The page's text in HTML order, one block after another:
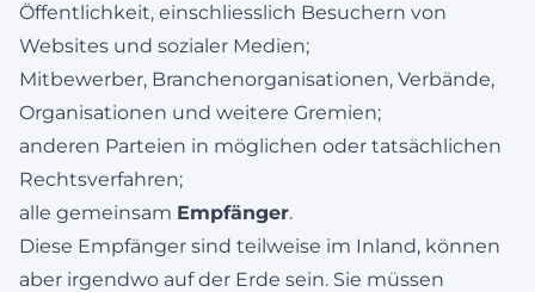
Öffentlichkeit, einschliesslich Besuchern von
Websites und sozialer Medien;
Mitbewerber, Branchenorganisationen, Verbände,
Organisationen und weitere Gremien;
anderen Parteien in möglichen oder tatsächlichen
Rechtsverfahren;
alle gemeinsam Empfänger.
Diese Empfänger sind teilweise im Inland, können
aber irgendwo auf der Erde sein. Sie müssen